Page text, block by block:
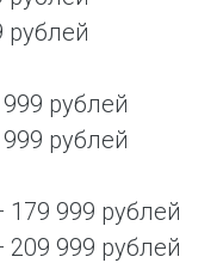
рублей
рублей
рублей
179 999 рублей
209 999 рублей